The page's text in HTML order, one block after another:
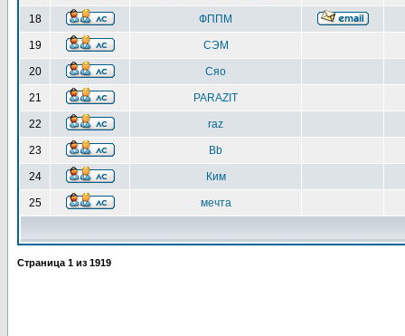
18 ФППМ
19 СЭМ
20 Сяо
21 PARAZIT
22 raz
23 Bb
24 Ким
25 мечта
Страница 1 из 1919